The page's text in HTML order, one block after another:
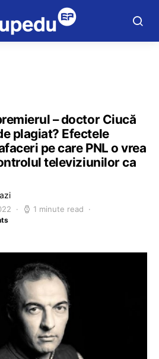
– doctor Ciucă
plagiat? Efectele
pe care PNL o vrea
televiziunilor ca
1 minute read